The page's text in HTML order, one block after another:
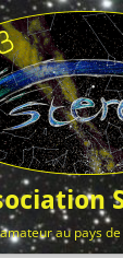
au pays